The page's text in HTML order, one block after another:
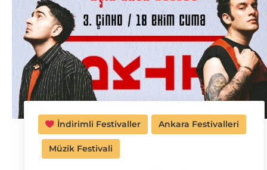
İndirimli Festivaller Ankara Festivalleri
Müzik Festivali